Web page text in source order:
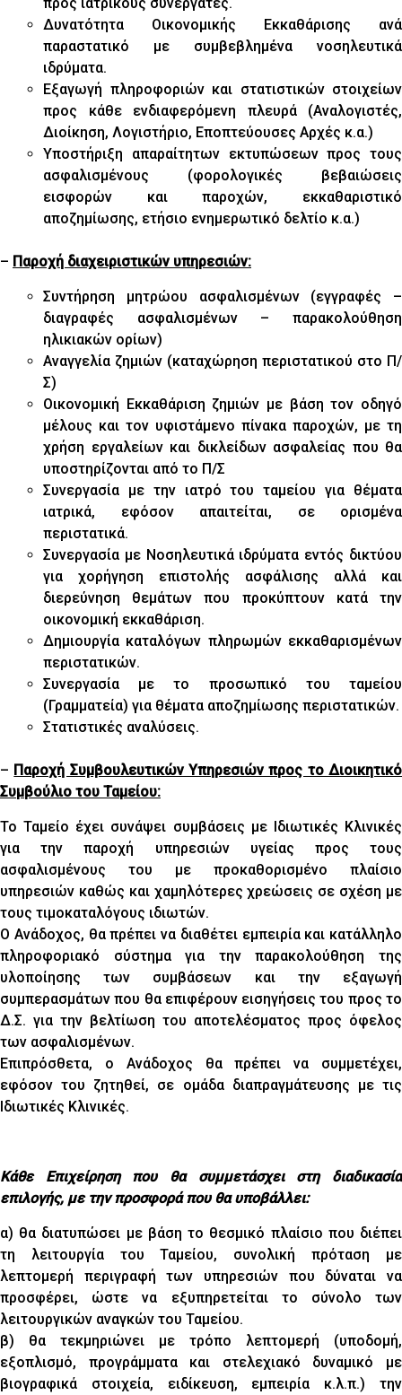
Δυνατότητα Οικονομικής Εκκαθάρισης ανά
παραστατικό με συμβεβλημένα νοσηλευτικά
ιδρύματα.
Εξαγωγή πληροφοριών και στατιστικών στοιχείων
προς κάθε ενδιαφερόμενη πλευρά (Αναλογιστές,
Διοίκηση, Λογιστήριο, Εποπτεύουσες Αρχές κ.α.)
Υποστήριξη απαραίτητων εκτυπώσεων προς τους
ασφαλισμένους (φορολογικές βεβαιώσεις
εισφορών και παροχών, εκκαθαριστικό
αποζημίωσης, ετήσιο ενημερωτικό δελτίο κ.α.)
– Παροχή διαχειριστικών υπηρεσιών:
Συντήρηση μητρώου ασφαλισμένων (εγγραφές –
διαγραφές ασφαλισμένων – παρακολούθηση
ηλικιακών ορίων)
Αναγγελία ζημιών (καταχώρηση περιστατικού στο Π/
Σ)
Οικονομική Εκκαθάριση ζημιών με βάση τον οδηγό
μέλους και τον υφιστάμενο πίνακα παροχών, με τη
χρήση εργαλείων και δικλείδων ασφαλείας που θα
υποστηρίζονται από το Π/Σ
Συνεργασία με την ιατρό του ταμείου για θέματα
ιατρικά, εφόσον απαιτείται, σε ορισμένα
περιστατικά.
Συνεργασία με Νοσηλευτικά ιδρύματα εντός δικτύου
για χορήγηση επιστολής ασφάλισης αλλά και
διερεύνηση θεμάτων που προκύπτουν κατά την
οικονομική εκκαθάριση.
Δημιουργία καταλόγων πληρωμών εκκαθαρισμένων
περιστατικών.
Συνεργασία με το προσωπικό του ταμείου
(Γραμματεία) για θέματα αποζημίωσης περιστατικών.
Στατιστικές αναλύσεις.
– Παροχή Συμβουλευτικών Υπηρεσιών προς το Διοικητικό
Συμβούλιο του Ταμείου:
Το Ταμείο έχει συνάψει συμβάσεις με Ιδιωτικές Κλινικές
για την παροχή υπηρεσιών υγείας προς τους
ασφαλισμένους του με προκαθορισμένο πλαίσιο
υπηρεσιών καθώς και χαμηλότερες χρεώσεις σε σχέση με
τους τιμοκαταλόγους ιδιωτών.
Ο Ανάδοχος, θα πρέπει να διαθέτει εμπειρία και κατάλληλο
πληροφοριακό σύστημα για την παρακολούθηση της
υλοποίησης των συμβάσεων και την εξαγωγή
συμπερασμάτων που θα επιφέρουν εισηγήσεις του προς το
Δ.Σ. για την βελτίωση του αποτελέσματος προς όφελος
των ασφαλισμένων.
Επιπρόσθετα, ο Ανάδοχος θα πρέπει να συμμετέχει,
εφόσον του ζητηθεί, σε ομάδα διαπραγμάτευσης με τις
Ιδιωτικές Κλινικές.
Κάθε Επιχείρηση που θα συμμετάσχει στη διαδικασία
επιλογής, με την προσφορά που θα υποβάλλει:
α) θα διατυπώσει με βάση το θεσμικό πλαίσιο που διέπει
τη λειτουργία του Ταμείου, συνολική πρόταση με
λεπτομερή περιγραφή των υπηρεσιών που δύναται να
προσφέρει, ώστε να εξυπηρετείται το σύνολο των
λειτουργικών αναγκών του Ταμείου.
β) θα τεκμηριώνει με τρόπο λεπτομερή (υποδομή,
εξοπλισμό, προγράμματα και στελεχιακό δυναμικό με
βιογραφικά στοιχεία, ειδίκευση, εμπειρία κ.λ.π.) την